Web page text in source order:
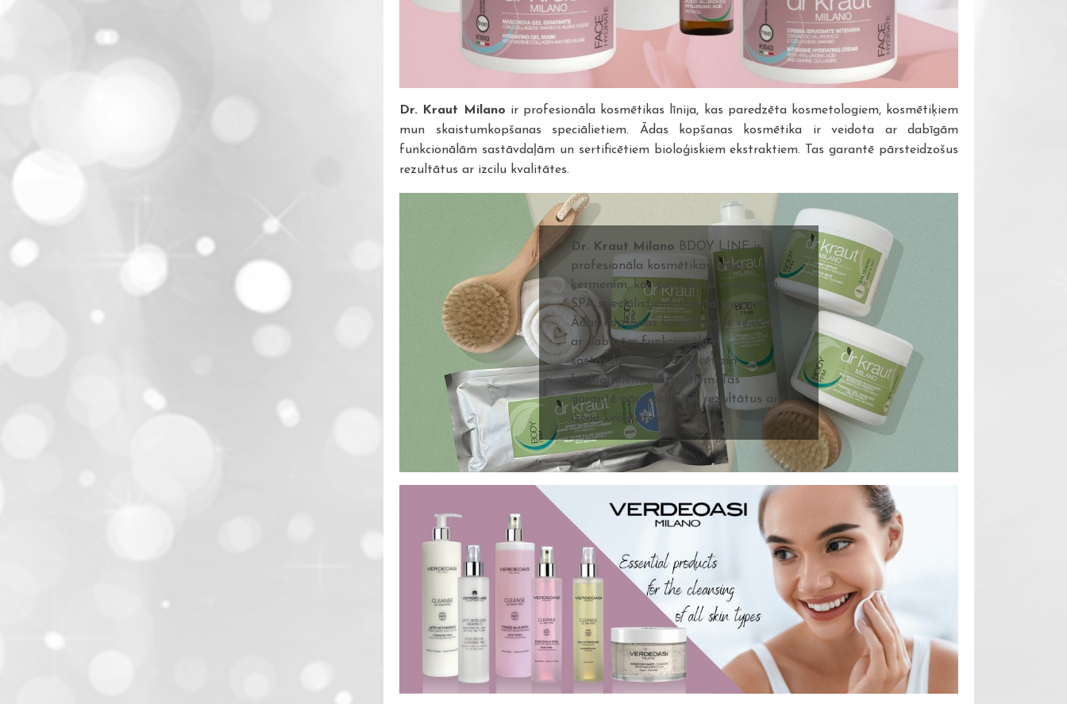
Dr. Kraut Milano ir profesionāla kosmētikas līnija, kas paredzēta kosmetologiem, kosmētiķiem
mun skaistumkopšanas speciālietiem. Ādas kopšanas kosmētika ir veidota ar dabīgām
funkcionālām sastāvdaļām un sertificētiem bioloģiskiem ekstraktiem. Tas garantē pārsteidzošus
rezultātus ar izcilu kvalitātes.
Dr. Kraut Milano BDOY LINE ir
profesionāla kosmētikas līnija
ķermenim, kas paredzēta masieriem,
SPA speciālistiem, sporta trenieriem.
Ādas kopšanas kosmētika ir veidota
ar dabīgām funkcionālām
sastāvdaļām un sertificētiem
bioloģiskiem ekstraktiem. Tas
garantē pārsteidzošus rezultātus ar
izcilu kvalitātes.